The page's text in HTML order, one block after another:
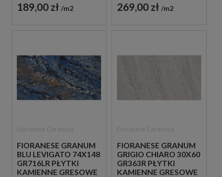
189,00 zł m2 269,00 zł m2
FIORANESE GRANUM
BLU LEVIGATO 74X148
GR716LR PŁYTKI
KAMIENNE GRESOWE
FIORANESE GRANUM
GRIGIO CHIARO 30X60
GR363R PŁYTKI
KAMIENNE GRESOWE